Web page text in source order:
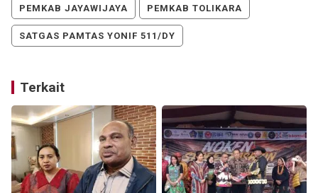
PEMKAB JAYAWIJAYA PEMKAB TOLIKARA
SATGAS PAMTAS YONIF 511/DY
Terkait